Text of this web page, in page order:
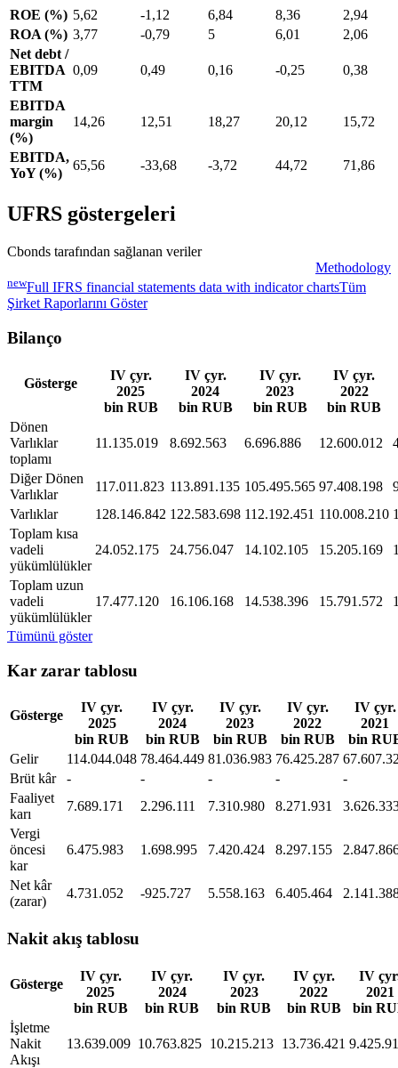
ROE (%) 5,62 -1,12 6,84 8,36
2,94
ROA (%) 3,77 -0,79 5 6,01
2,06
Net debt /
EBITDA
TTM
0,09 0,49 0,16 -0,25 0,38
EBITDA
margin
(%)
14,26 12,51 18,27 20,12 15,72
EBITDA,
YoY (%)
65,56 -33,68 -3,72 44,72 71,86
UFRS göstergeleri
Cbonds tarafından sağlanan veriler
Methodology
newFull IFRS financial statements data with indicator chartsTüm
Şirket Raporlarını Göster
Bilanço
Gösterge
IV çyr.
2025
bin RUB
IV çyr.
2024
bin RUB
IV çyr.
2023
bin RUB
IV çyr.
2022
bin RUB
Dönen
Varlıklar
toplamı
11.135.019 8.692.563 6.696.886 12.600.012
Diğer Dönen
Varlıklar
117.011.823 113.891.135 105.495.565 97.408.198
Varlıklar
128.146.842 122.583.698 112.192.451 110.008.210
Toplam kısa
vadeli
yükümlülükler
24.052.175 24.756.047 14.102.105 15.205.169
Toplam uzun
vadeli
yükümlülükler
17.477.120 16.106.168 14.538.396 15.791.572
Tümünü göster
Kar zarar tablosu
Gösterge
IV çyr.
2025
bin RUB
IV çyr.
2024
bin RUB
IV çyr.
2023
bin RUB
IV çyr.
2022
bin RUB
IV çyr.
2021
bin
Gelir
114.044.048 78.464.449 81.036.983 76.425.287
Brüt kâr
- - - -
-
Faaliyet
karı
7.689.171 2.296.111 7.310.980 8.271.931
Vergi
öncesi
kar
6.475.983 1.698.995 7.420.424 8.297.155
Net kâr
(zarar)
4.731.052 -925.727 5.558.163 6.405.464
Nakit akış tablosu
Gösterge
IV çyr.
2025
bin RUB
IV çyr.
2024
bin RUB
IV çyr.
2023
bin RUB
IV çyr.
2022
bin RUB
IV
2021
bin
İşletme
Nakit
Akışı
13.639.009 10.763.825 10.215.213 13.736.421